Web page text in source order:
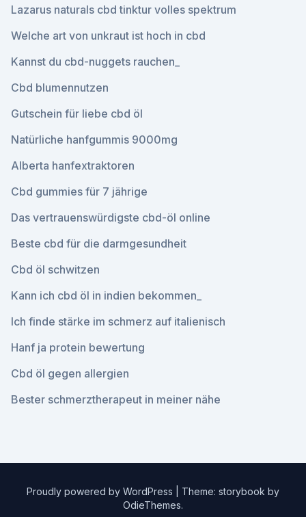
Lazarus naturals cbd tinktur volles spektrum
Welche art von unkraut ist hoch in cbd
Kannst du cbd-nuggets rauchen_
Cbd blumennutzen
Gutschein für liebe cbd öl
Natürliche hanfgummis 9000mg
Alberta hanfextraktoren
Cbd gummies für 7 jährige
Das vertrauenswürdigste cbd-öl online
Beste cbd für die darmgesundheit
Cbd öl schwitzen
Kann ich cbd öl in indien bekommen_
Ich finde stärke im schmerz auf italienisch
Hanf ja protein bewertung
Cbd öl gegen allergien
Bester schmerztherapeut in meiner nähe
Proudly powered by WordPress
Theme: storybook by
OdieThemes.